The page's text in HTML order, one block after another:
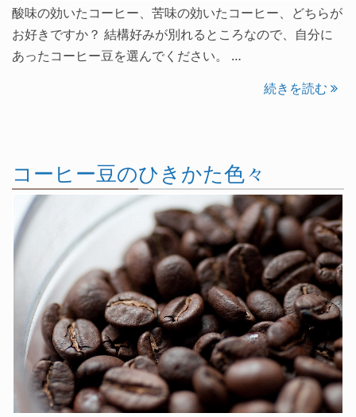
酸味の効いたコーヒー、苦味の効いたコーヒー、どちらが
お好きですか？ 結構好みが別れるところなので、自分に
あったコーヒー豆を選んでください。 …
続きを読む
コーヒー豆のひきかた色々